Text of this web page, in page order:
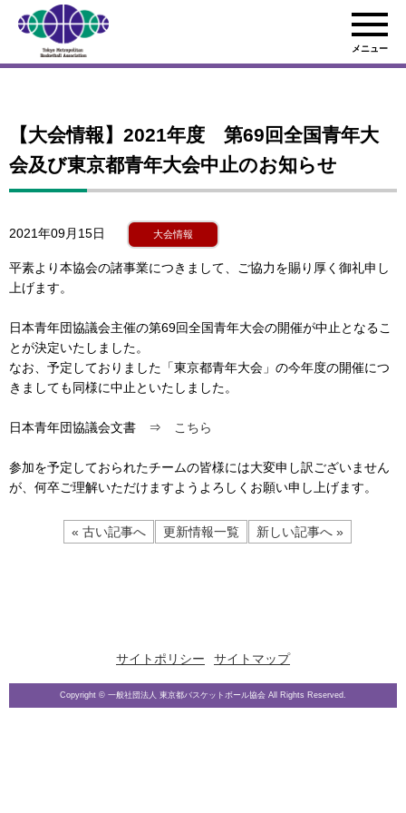
メニュー
【大会情報】2021年度 第69回全国青年大
会及び東京都青年大会中止のお知らせ
2021年09月15日 大会情報
平素より本協会の諸事業につきまして、ご協力を賜り厚く御礼申し
上げます。
日本青年団協議会主催の第69回全国青年大会の開催が中止となるこ
とが決定いたしました。
なお、予定しておりました「東京都青年大会」の今年度の開催につ
きましても同様に中止といたしました。
日本青年団協議会文書 ⇒ こちら
参加を予定しておられたチームの皆様には大変申し訳ございません
が、何卒ご理解いただけますようよろしくお願い申し上げます。
« 古い記事へ 更新情報一覧 新しい記事へ »
サイトポリシー サイトマップ
Copyright © 一般社団法人 東京都バスケットボール協会 All Rights Reserved.